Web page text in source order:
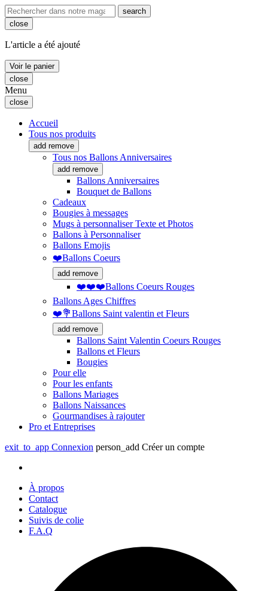
search
close
L'article a été ajouté
Voir le panier
close
Menu
close
Accueil
Tous nos produits
add remove
Tous nos Ballons Anniversaires
add remove
Ballons Anniversaires
Bouquet de Ballons
Cadeaux
Bougies à messages
Mugs à personnaliser Texte et Photos
Ballons à Personnaliser
Ballons Emojis
❤️Ballons Coeurs
add remove
❤️❤️❤️Ballons Coeurs Rouges
Ballons Ages Chiffres
❤️💐Ballons Saint valentin et Fleurs
add remove
Ballons Saint Valentin Coeurs Rouges
Ballons et Fleurs
Bougies
Pour elle
Pour les enfants
Ballons Mariages
Ballons Naissances
Gourmandises à rajouter
Pro et Entreprises
exit_to_app Connexion person_add Créer un compte
À propos
Contact
Catalogue
Suivis de colie
F.A.Q